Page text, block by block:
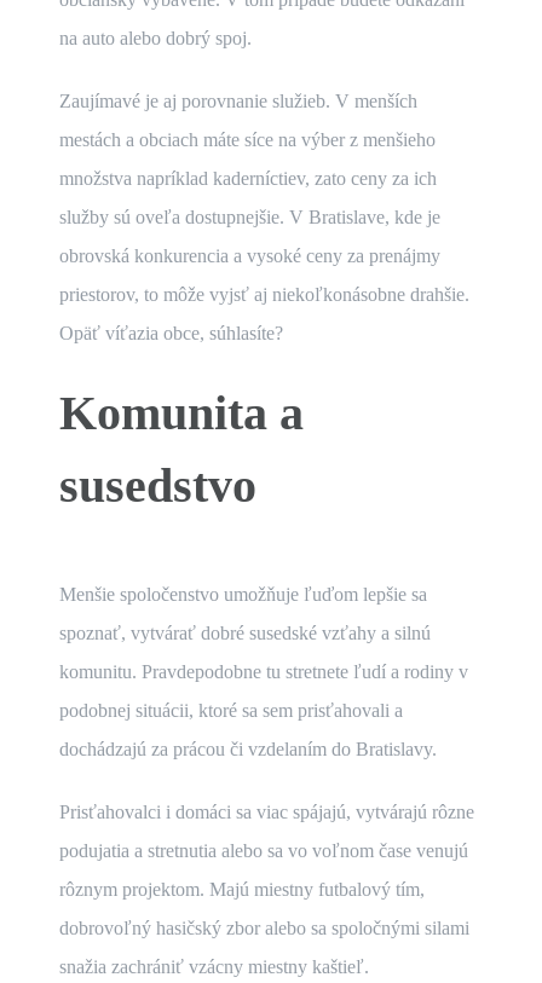
na auto alebo dobrý spoj.
Zaujímavé je aj porovnanie služieb. V menších
mestách a obciach máte síce na výber z menšieho
množstva napríklad kaderníctiev, zato ceny za ich
služby sú oveľa dostupnejšie. V Bratislave, kde je
obrovská konkurencia a vysoké ceny za prenájmy
priestorov, to môže vyjsť aj niekoľkonásobne drahšie.
Opäť víťazia obce, súhlasíte?
Komunita a
susedstvo
Menšie spoločenstvo umožňuje ľuďom lepšie sa
spoznať, vytvárať dobré susedské vzťahy a silnú
komunitu. Pravdepodobne tu stretnete ľudí a rodiny v
podobnej situácii, ktoré sa sem prisťahovali a
dochádzajú za prácou či vzdelaním do Bratislavy.
Prisťahovalci i domáci sa viac spájajú, vytvárajú rôzne
podujatia a stretnutia alebo sa vo voľnom čase venujú
rôznym projektom. Majú miestny futbalový tím,
dobrovoľný hasičský zbor alebo sa spoločnými silami
snažia zachrániť vzácny miestny kaštieľ.